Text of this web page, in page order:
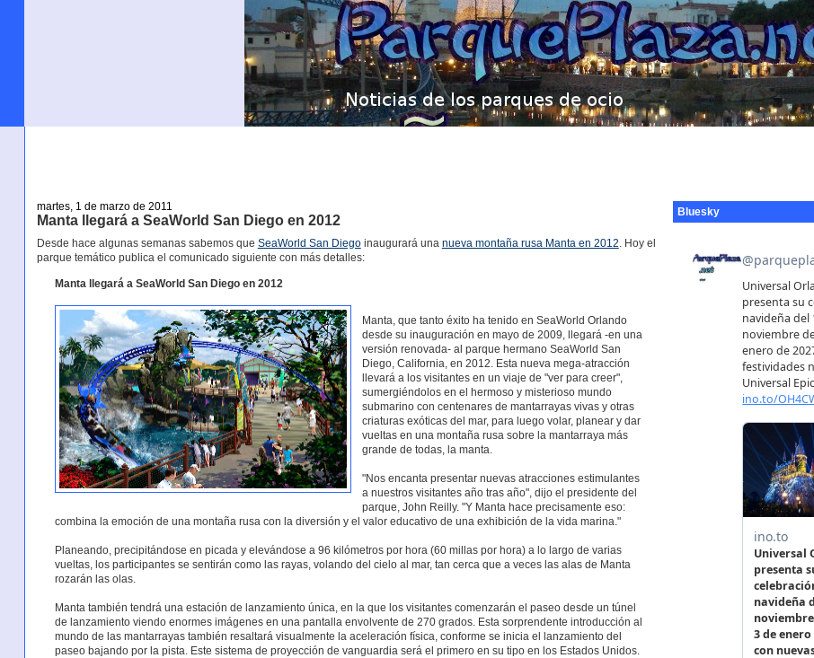
martes, 1 de marzo de 2011
Manta llegará a SeaWorld San Diego en 2012
Desde hace algunas semanas sabemos que SeaWorld San Diegoinaugurará una nueva montaña rusa Manta en 2012. Hoy el
parque temático publica el comunicado siguiente con más detalles:
Manta llegará a SeaWorld San Diego en 2012
Manta, que tanto éxito ha tenido en SeaWorld Orlando
desde su inauguración en mayo de 2009, llegará -en una
versión renovada- al parque hermano SeaWorld San
Diego, California, en 2012. Esta nueva mega-atracción
llevará a los visitantes en un viaje de "ver para creer",
sumergiéndolos en el hermoso y misterioso mundo
submarino con centenares de mantarrayas vivas y otras
criaturas exóticas del mar, para luego volar, planear y dar
vueltas en una montaña rusa sobre la mantarraya más
grande de todas, la manta.
"Nos encanta presentar nuevas atracciones estimulantes
a nuestros visitantes año tras año", dijo el presidente del
parque, John Reilly. "Y Manta hace precisamente eso:
combina la emoción de una montaña rusa con la diversión y el valor educativo de una exhibición de la vida marina."
Planeando, precipitándose en picada y elevándose a 96 kilómetros por hora (60 millas por hora) a lo largo de varias
vueltas, los participantes se sentirán como las rayas, volando del cielo al mar, tan cerca que a veces las alas de Manta
rozarán las olas.
Manta también tendrá una estación de lanzamiento única, en la que los visitantes comenzarán el paseo desde un túnel
de lanzamiento viendo enormes imágenes en una pantalla envolvente de 270 grados. Esta sorprendente introducción al
mundo de las mantarrayas también resaltará visualmente la aceleración física, conforme se inicia el lanzamiento del
paseo bajando por la pista. Este sistema de proyección de vanguardia será el primero en su tipo en los Estados Unidos.
Bluesky